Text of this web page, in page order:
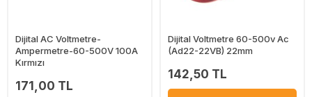
Dijital AC Voltmetre-
Ampermetre-60-500V 100A
Kırmızı
171,00 TL
Dijital Voltmetre 60-500v Ac
(Ad22-22VB) 22mm
142,50 TL